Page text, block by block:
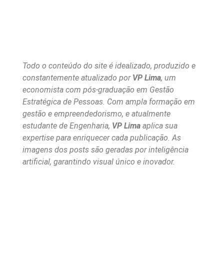
Todo o conteúdo do site é idealizado, produzido e
constantemente atualizado por VP Lima, um
economista com pós-graduação em Gestão
Estratégica de Pessoas. Com ampla formação em
gestão e empreendedorismo, e atualmente
estudante de Engenharia, VP Lima aplica sua
expertise para enriquecer cada publicação. As
imagens dos posts são geradas por inteligência
artificial, garantindo visual único e inovador.